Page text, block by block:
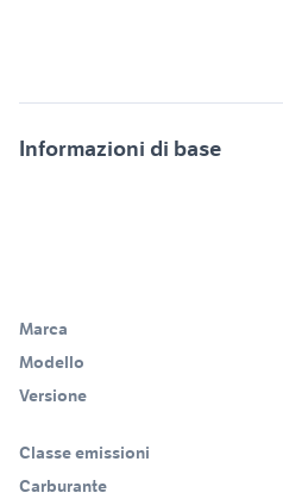
Informazioni di base
Marca
Modello
Versione
Classe emissioni
Carburante